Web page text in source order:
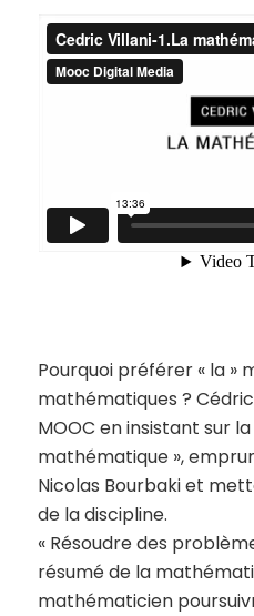
Pourquoi préférer « la »
mathématiques ?
MOOC en insistant sur
mathématique »,
Nicolas Bourbaki et
de la discipline.
« Résoudre des
résumé de la
mathématicien